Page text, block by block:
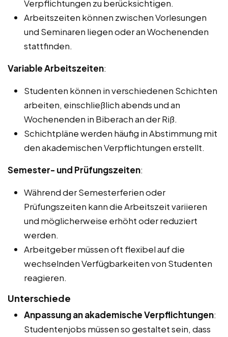
Verpflichtungen zu berücksichtigen.
Arbeitszeiten können zwischen Vorlesungen
und Seminaren liegen oder an Wochenenden
stattfinden.
Variable Arbeitszeiten:
Studenten können in verschiedenen Schichten
arbeiten, einschließlich abends und an
Wochenenden in Biberach an der Riß.
Schichtpläne werden häufig in Abstimmung mit
den akademischen Verpflichtungen erstellt.
Semester- und Prüfungszeiten:
Während der Semesterferien oder
Prüfungszeiten kann die Arbeitszeit variieren
und möglicherweise erhöht oder reduziert
werden.
Arbeitgeber müssen oft flexibel auf die
wechselnden Verfügbarkeiten von Studenten
reagieren.
Unterschiede
Anpassung an akademische Verpflichtungen:
Studentenjobs müssen so gestaltet sein, dass